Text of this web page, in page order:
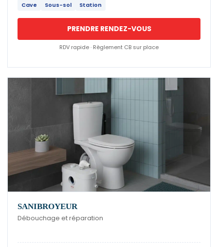
Cave Sous-sol Station
PRENDRE RENDEZ-VOUS
RDV rapide · Règlement CB sur place
SANIBROYEUR
Débouchage et réparation